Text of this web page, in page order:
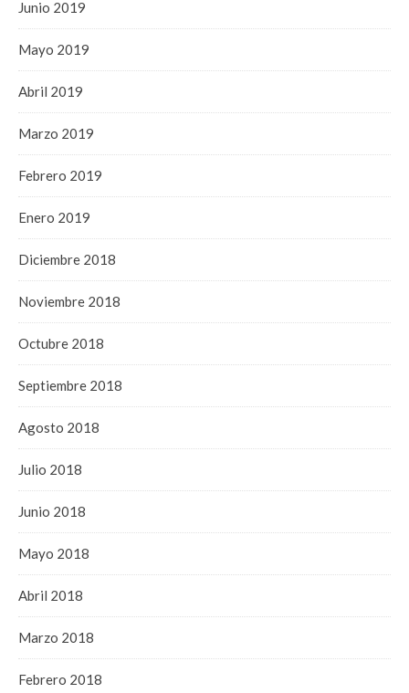
Junio 2019
Mayo 2019
Abril 2019
Marzo 2019
Febrero 2019
Enero 2019
Diciembre 2018
Noviembre 2018
Octubre 2018
Septiembre 2018
Agosto 2018
Julio 2018
Junio 2018
Mayo 2018
Abril 2018
Marzo 2018
Febrero 2018